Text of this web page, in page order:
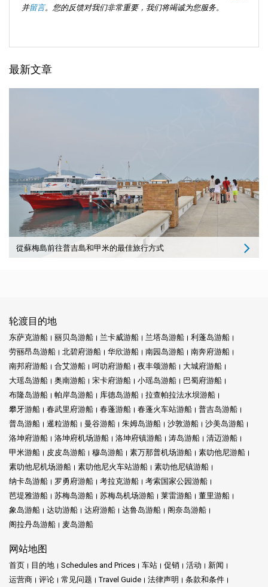
并留言。您的反馈对我们非常重要，我们将竭诚为您服务。
最新文章
從蘇梅島前往普吉島和甲米的最佳旅行方式
轮渡目的地
东萨克游船 丽贝岛游船 兰卡威游船 兰塔岛游船
利蓬岛游船
劳丽昂岛游船
北碧府游船 华欣游船 南园岛游船
南奔府游船
南邦府游船
合艾游船 呵叻府游船 夜丰颂游船
大城府游船
大瑶岛游船
奥南游船 宋卡府游船 小瑶岛游船
巴蜀府游船
布隆岛游船
帕岸岛游船 库德岛游船
拉查帕拉法水坝游船
攀牙游船
春武里府游船 春蓬游船 春蓬火车站游船
普吉岛游船
普岛游船
暹粒游船 曼谷游船 朱姆岛游船 沙敦游船
沙美岛游船
洛坤府游船
洛坤府机场游船 洛坤府镇游船 涛岛游船
清迈游船
甲米游船
皮皮岛游船 穆岛游船 素万那普机场游船
素叻他尼游船
素叻他尼机场游船
素叻他尼火车站游船
素叻他尼镇游船
纳卡岛游船
罗勇府游船 考拉克游船
考索国家公园游船
芭堤雅游船
苏梅岛游船 苏梅岛机场游船 莱雷游船
董里游船
象岛游船
达叻游船 达府游船 达鲁岛游船
阁奈岛游船
阁拉丹岛游船
麦岛游船
网站地图
首页 目的地 Schedules and Prices 车站 促销 活动
新闻
运营商
评论 常见问题 Travel Guide 法律声明
条款和条件